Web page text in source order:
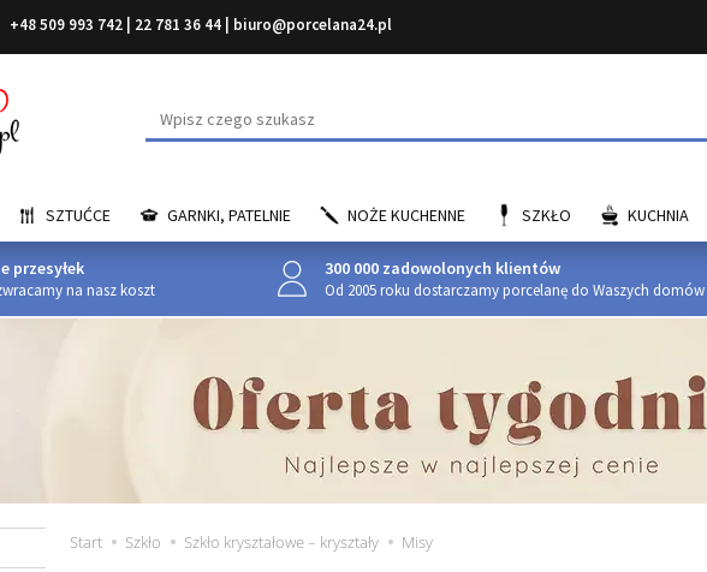
+48 509 993 742 22 781 36 44 biuro@porcelana24.pl
Wyszukaj
SZTUĆCE GARNKI, PATELNIE NOŻE KUCHENNE SZKŁO KUCHNIA
przesyłek
na nasz koszt
300 000 zadowolonych klientów
Od 2005 roku dostarczamy porcelanę do Waszych domów
Start Szkło Szkło kryształowe – kryształy Misy